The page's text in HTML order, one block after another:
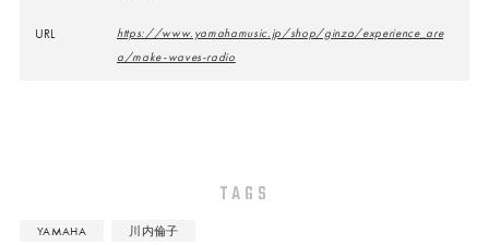
URL
https://www.yamahamusic.jp/shop/ginza/experience_are
a/make-waves-radio
TAGS
YAMAHA 川内倫子